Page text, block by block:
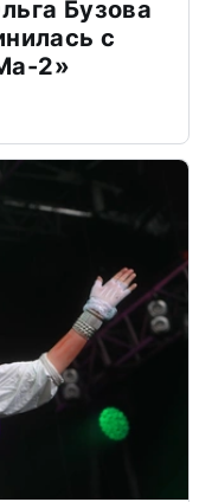
Бузова
с
2»